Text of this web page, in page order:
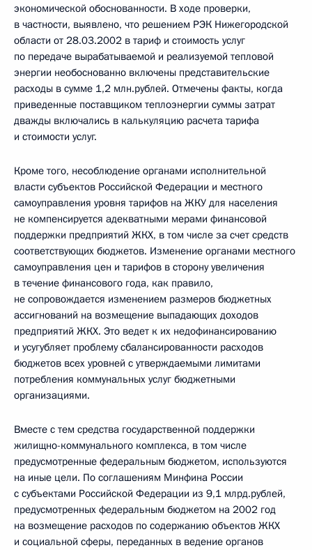
экономической обоснованности. В ходе проверки,
в частности, выявлено, что решением РЭК Нижегородской
области от 28.03.2002 в тариф и стоимость услуг
по передаче вырабатываемой и реализуемой тепловой
энергии необоснованно включены представительские
расходы в сумме 1,2 млн.рублей. Отмечены факты, когда
приведенные поставщиком теплоэнергии суммы затрат
дважды включались в калькуляцию расчета тарифа
и стоимости услуг.
Кроме того, несоблюдение органами исполнительной
власти субъектов Российской Федерации и местного
самоуправления уровня тарифов на ЖКУ для населения
не компенсируется адекватными мерами финансовой
поддержки предприятий ЖКХ, в том числе за счет средств
соответствующих бюджетов. Изменение органами местного
самоуправления цен и тарифов в сторону увеличения
в течение финансового года, как правило,
не сопровождается изменением размеров бюджетных
ассигнований на возмещение выпадающих доходов
предприятий ЖКХ. Это ведет к их недофинансированию
и усугубляет проблему сбалансированности расходов
бюджетов всех уровней с утверждаемыми лимитами
потребления коммунальных услуг бюджетными
организациями.
Вместе с тем средства государственной поддержки
жилищно-коммунального комплекса, в том числе
предусмотренные федеральным бюджетом, используются
на иные цели. По соглашениям Минфина России
с субъектами Российской Федерации из 9,1 млрд.рублей,
предусмотренных федеральным бюджетом на 2002 год
на возмещение расходов по содержанию объектов ЖКХ
и социальной сферы, переданных в ведение органов